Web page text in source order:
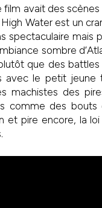
film avait des
High Water est un
spectaculaire mais
sombre
que des battles
avec le petit jeune
machistes des
comme des bouts
et pire encore, la